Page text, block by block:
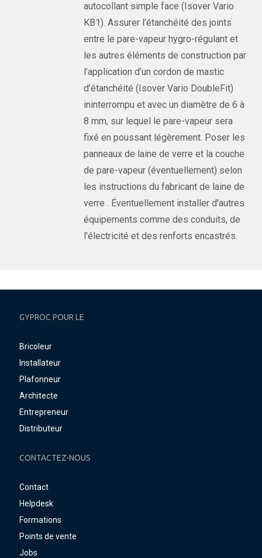
autocollant simple face (Isover Vario
KB1). Assurer l’étanchéité des joints
entre le pare-vapeur hygro-régulant et
les autres éléments de construction par
l’application d’un cordon de mastic
d’étanchéité (Isover Vario DoubleFit)
ininterrompu et avec un diamètre de 6 à
8 mm, sur lequel le pare-vapeur sera
fixé en poussant légèrement. Poser les
panneaux de laine de verre et la couche
de pare-vapeur (éventuellement) selon
les instructions du fabricant de laine de
verre . Éventuellement installer d'autres
équipements comme des conduits, de
l'électricité et des renforts encastrés.
GYPROC POUR LE
Bricoleur
Installateur
Plafonneur
Architecte
Entrepreneur
Distributeur
CONTACTEZ-NOUS
Contact
Helpdesk
Formations
Points de vente
Jobs